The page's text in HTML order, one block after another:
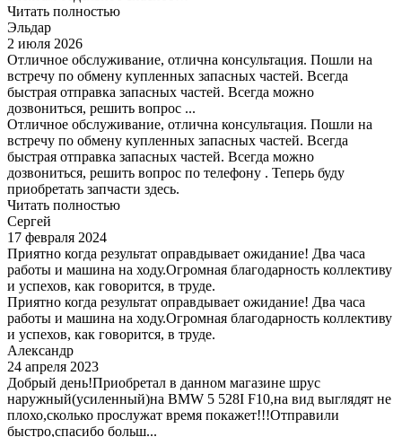
Читать полностью
Эльдар
2 июля 2026
Отличное обслуживание, отлична консультация. Пошли на
встречу по обмену купленных запасных частей. Всегда
быстрая отправка запасных частей. Всегда можно
дозвониться, решить вопрос ...
Отличное обслуживание, отлична консультация. Пошли на
встречу по обмену купленных запасных частей. Всегда
быстрая отправка запасных частей. Всегда можно
дозвониться, решить вопрос по телефону . Теперь буду
приобретать запчасти здесь.
Читать полностью
Сергей
17 февраля 2024
Приятно когда результат оправдывает ожидание! Два часа
работы и машина на ходу.Огромная благодарность коллективу
и успехов, как говорится, в труде.
Приятно когда результат оправдывает ожидание! Два часа
работы и машина на ходу.Огромная благодарность коллективу
и успехов, как говорится, в труде.
Александр
24 апреля 2023
Добрый день!Приобретал в данном магазине шрус
наружный(усиленный)на BMW 5 528I F10,на вид выглядят не
плохо,сколько прослужат время покажет!!!Отправили
быстро,спасибо больш...